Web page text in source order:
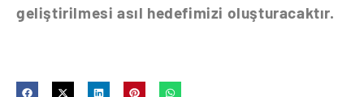
geliştirilmesi asıl hedefimizi oluşturacaktır.